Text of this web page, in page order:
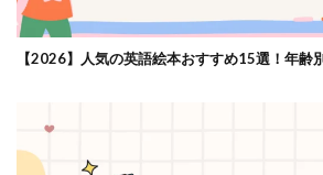
【2026】人気の英語絵本おすすめ15選！年齢